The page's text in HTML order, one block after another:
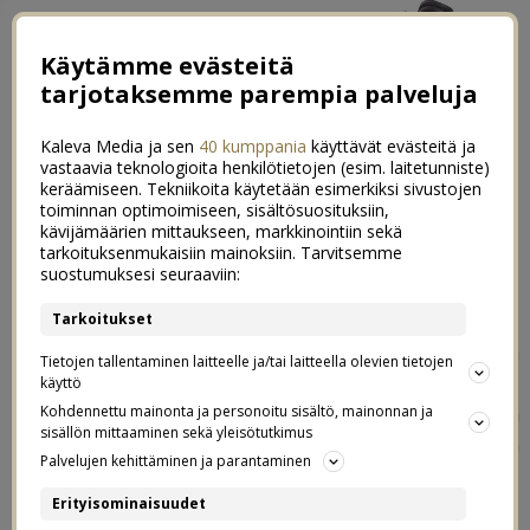
IBA 2018 asu: kokovalkoinen puku
Gaalahumusta on jo muutama päivä, mutta nyt on aika
ottaa tsekkaus mun gaala-asuun ja iltaan muutenkin.
Kuten kirjoitinkin, tarkoituksena oli alunperin lainata
gaala-asu, kuten olen tehnyt jo vuosia. Nyt en
kuitenkaan onnistunut löytämään hyvin istuvaa asua,
joka olisi sopinut ja näyttänyt juuri siltä kuin toivoin.
Käytämme evästeitä
tarjotaksemme parempia palveluja
Kaleva Media ja sen 40 kumppania käyttävät evästeitä ja
vastaavia teknologioita henkilötietojen (esim. laitetunniste)
keräämiseen. Tekniikoita käytetään esimerkiksi sivustojen
toiminnan optimoimiseen, sisältösuosituksiin,
kävijämäärien mittaukseen, markkinointiin sekä
tarkoituksenmukaisiin mainoksiin. Tarvitsemme
suostumuksesi seuraaviin:
Tarkoitukset
Tietojen tallentaminen laitteelle ja/tai laitteella olevien tietojen
käyttö
Kohdennettu mainonta ja personoitu sisältö, mainonnan ja
sisällön mittaaminen sekä yleisötutkimus
Palvelujen kehittäminen ja parantaminen
Erityisominaisuudet